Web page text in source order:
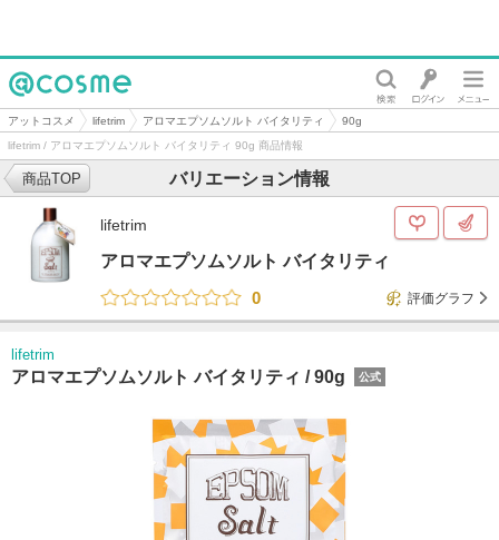
@cosme
アットコスメ lifetrim アロマエプソムソルト バイタリティ
90g
lifetrim / アロマエプソムソルト バイタリティ 90g 商品情報
バリエーション情報
商品TOP
lifetrim
アロマエプソムソルト バイタリティ
0
評価グラフ
lifetrim
アロマエプソムソルト バイタリティ /90g 公式